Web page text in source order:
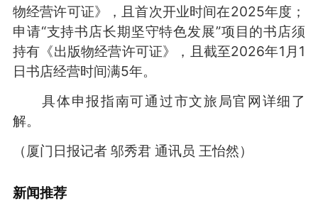
物经营许可证》，且首次开业时间在2025年度；
申请“支持书店长期坚守特色发展”项目的书店须
持有《出版物经营许可证》，且截至2026年1月1
日书店经营时间满5年。
具体申报指南可通过市文旅局官网详细了
解。
（厦门日报记者 邬秀君 通讯员 王怡然）
新闻推荐